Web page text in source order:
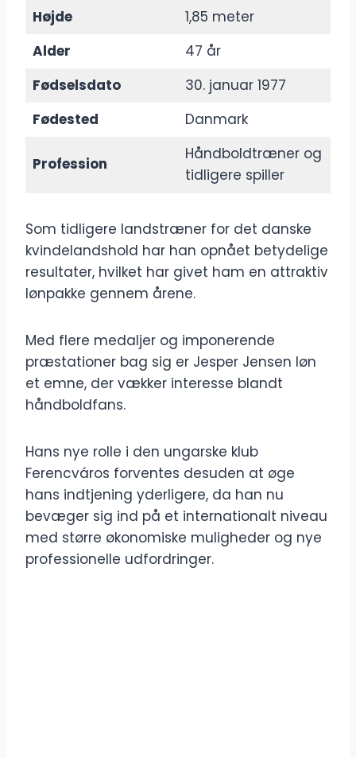
Højde
1,85 meter
Alder
47 år
Fødselsdato
30. januar 1977
Fødested
Danmark
Profession
Håndboldtræner og
tidligere spiller
Som tidligere landstræner for det danske
kvindelandshold har han opnået betydelige
resultater, hvilket har givet ham en attraktiv
lønpakke gennem årene.
Med flere medaljer og imponerende
præstationer bag sig er Jesper Jensen løn
et emne, der vækker interesse blandt
håndboldfans.
Hans nye rolle i den ungarske klub
Ferencváros forventes desuden at øge
hans indtjening yderligere, da han nu
bevæger sig ind på et internationalt niveau
med større økonomiske muligheder og nye
professionelle udfordringer.